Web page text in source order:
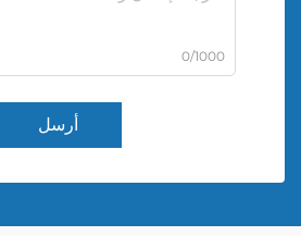
0/1000
أرسل